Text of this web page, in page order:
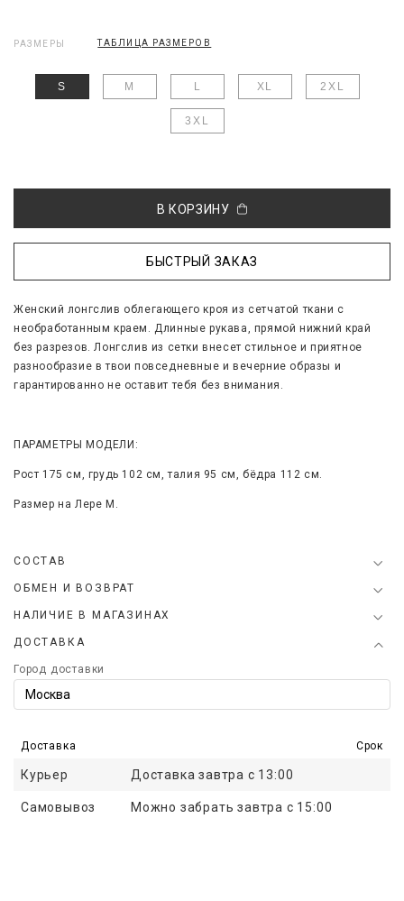
РАЗМЕРЫ ТАБЛИЦА РАЗМЕРОВ
S M L XL 2XL
3XL
В КОРЗИНУ
БЫСТРЫЙ ЗАКАЗ
Женский лонгслив облегающего кроя из сетчатой ткани с
необработанным краем. Длинные рукава, прямой нижний край
без разрезов.Лонгслив из сетки внесет стильное и приятное
разнообразие в твои повседневные и вечерние образы и
гарантированно не оставит тебя без внимания.
ПАРАМЕТРЫ МОДЕЛИ:
Рост 175 см, грудь 102 см, талия 95 см, бёдра 112 см.
Размер на Лере M .
СОСТАВ
ОБМЕН И ВОЗВРАТ
НАЛИЧИЕ В МАГАЗИНАХ
ДОСТАВКА
Город доставки
Доставка Срок
Курьер Доставка завтра с 13:00
Самовывоз Можно забрать завтра с 15:00